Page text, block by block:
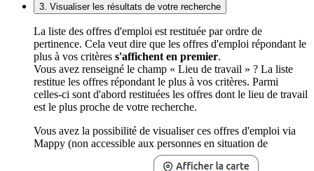
3. Visualiser les résultats de votre recherche
La liste des offres d'emploi est restituée par ordre de
pertinence. Cela veut dire que les offres d'emploi répondant le
plus à vos critères s'affichent en premier.
Vous avez renseigné le champ « Lieu de travail » ? La liste
restitue les offres répondant le plus à vos critères. Parmi
celles-ci sont d'abord restituées les offres dont le lieu de travail
est le plus proche de votre recherche.
Vous avez la possibilité de visualiser ces offres d'emploi via
Mappy (non accessible aux personnes en situation de